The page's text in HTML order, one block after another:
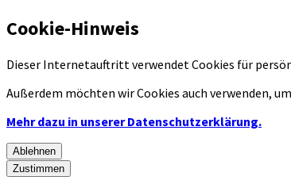
Cookie-Hinweis
Dieser Internetauftritt verwendet Cookies für
Außerdem möchten wir Cookies auch verwenden,
Mehr dazu in unserer Datenschutzerklärung.
Ablehnen
Zustimmen